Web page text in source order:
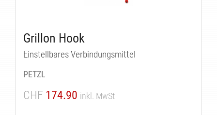
Grillon Hook
Einstellbares Verbindungsmittel
PETZL
CHF 174.90 inkl. MwSt